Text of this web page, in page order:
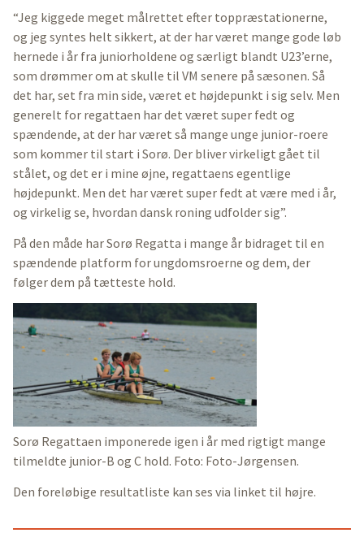
“Jeg kiggede meget målrettet efter toppræstationerne,
og jeg syntes helt sikkert, at der har været mange gode løb
hernede i år fra juniorholdene og særligt blandt U23’erne,
som drømmer om at skulle til VM senere på sæsonen. Så
det har, set fra min side, været et højdepunkt i sig selv. Men
generelt for regattaen har det været super fedt og
spændende, at der har været så mange unge junior-roere
som kommer til start i Sorø. Der bliver virkeligt gået til
stålet, og det er i mine øjne, regattaens egentlige
højdepunkt. Men det har været super fedt at være med i år,
og virkelig se, hvordan dansk roning udfolder sig”.
På den måde har Sorø Regatta i mange år bidraget til en
spændende platform for ungdomsroerne og dem, der
følger dem på tætteste hold.
Sorø Regattaen imponerede igen i år med rigtigt mange
tilmeldte junior-B og C hold. Foto: Foto-Jørgensen.
Den foreløbige resultatliste kan ses via linket til højre.